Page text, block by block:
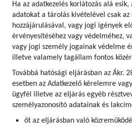
Ha az adatkezelés korlátozás alá esik,
adatokat a tárolás kivételével csak
hozzájárulásával, vagy jogi igények
érvényesítéséhez vagy védelméhez,
vagy jogi személy jogainak védelme
illetve valamely tagállam fontos
Továbbá hatósági eljárásban az Ákr.
esetben az Adatkezelő kérelemre
ügyfél illetve az eljárás egyéb
személyazonosító adatainak és
őt az eljárásban való